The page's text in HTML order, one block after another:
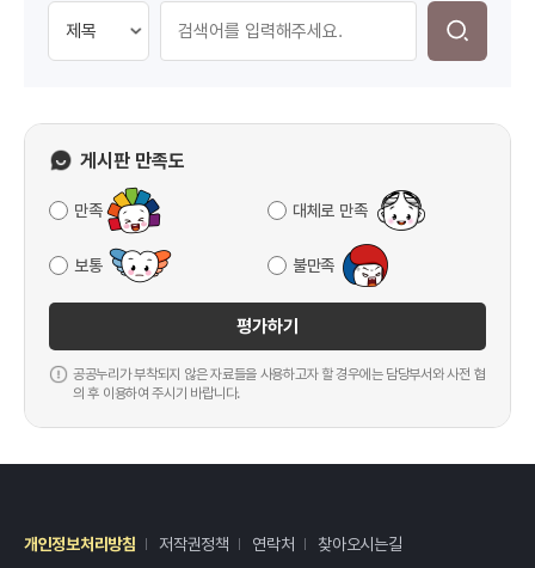
게시판 만족도
만족 대체로 만족
보통 불만족
평가하기
공공누리가 부착되지 않은 자료들을 사용하고자 할 경우에는 담당부서와 사전 협
의 후 이용하여 주시기 바랍니다.
개인정보처리방침 저작권정책 연락처 찾아오시는길